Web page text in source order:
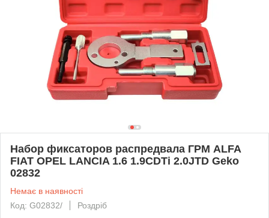
Набор фиксаторов распредвала ГРМ ALFA
FIAT OPEL LANCIA 1.6 1.9CDTi 2.0JTD Geko
02832
Немає в наявності
Код: G02832/
Роздріб